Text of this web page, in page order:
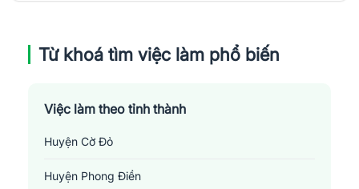
Từ khoá tìm việc làm phổ biến
Việc làm theo tỉnh thành
Huyện Cờ Đỏ
Huyện Phong Điền